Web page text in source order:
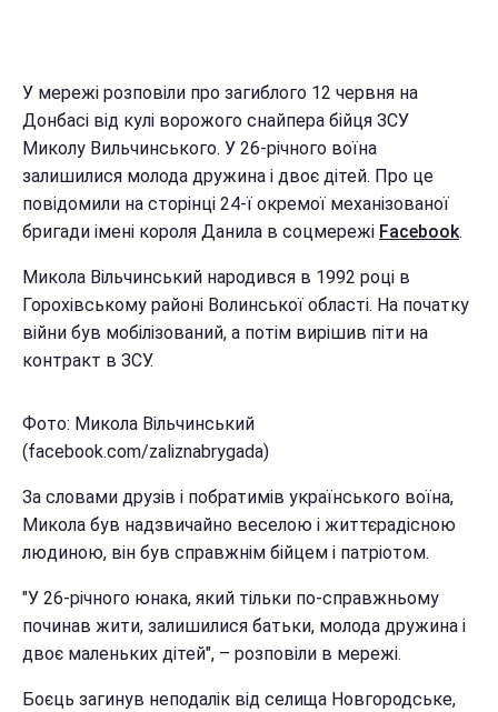
У мережі розповіли про загиблого 12 червня на
Донбасі від кулі ворожого снайпера бійця ЗСУ
Миколу Вильчинського. У 26-річного воїна
залишилися молода дружина і двоє дітей. Про це
повідомили на сторінці 24-ї окремої механізованої
бригади імені короля Данила в соцмережі Facebook.
Микола Вільчинський народився в 1992 році в
Горохівському районі Волинської області. На початку
війни був мобілізований, а потім вирішив піти на
контракт в ЗСУ.
Фото: Микола Вільчинський
(facebook.com/zaliznabrygada)
За словами друзів і побратимів українського воїна,
Микола був надзвичайно веселою і життєрадісною
людиною, він був справжнім бійцем і патріотом.
"У 26-річного юнака, який тільки по-справжньому
починав жити, залишилися батьки, молода дружина і
двоє маленьких дітей", – розповіли в мережі.
Боєць загинув неподалік від селища Новгородське,